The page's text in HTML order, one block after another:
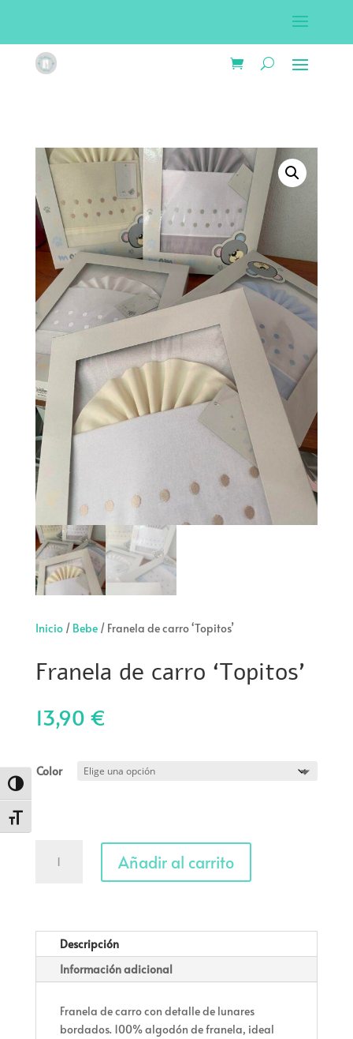
Alternar alto contraste
Alternar tamaño de letra
Inicio/ Bebe/ Franela de carro ‘Topitos’
Franela de carro ‘Topitos’
13,90 €
Color
Añadir al carrito
Descripción
Información adicional
Franela de carro con detalle de lunares
bordados. 100% algodón de franela, ideal